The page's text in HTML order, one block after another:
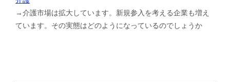
→介護市場は拡大しています。新規参入を考える企業も増え
ています。その実態はどのようになっているのでしょうか